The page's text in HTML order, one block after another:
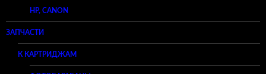
HP, CANON
ЗАПЧАСТИ
К КАРТРИДЖАМ